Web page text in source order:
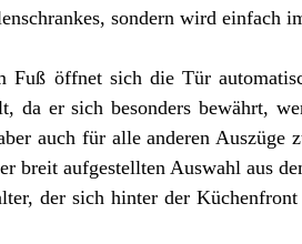
sondern wird einfach
Fuß öffnet sich die Tür
da er sich besonders bewährt,
auch für alle anderen Auszüge
breit aufgestellten Auswahl aus
der sich hinter der